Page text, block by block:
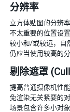
分辨率
立方体贴图的分辨
不太重要的位置设
较小和/或较远，自
仍应当使用较高的分
剔除遮罩
提高普通摄像机性
免渲染无关紧要的
场景包含许多小对